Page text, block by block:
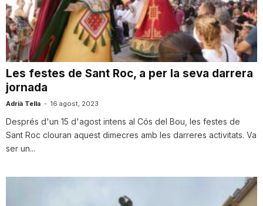
i
u
t
a
t
Les festes de Sant Roc, a per la seva darrera
jornada
Adrià Tella - 16 agost, 2023
Després d'un 15 d'agost intens al Cós del Bou, les festes de
Sant Roc clouran aquest dimecres amb les darreres activitats. Va
ser un...